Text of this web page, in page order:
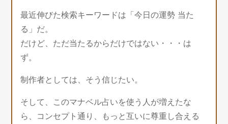
最近伸びた検索キーワードは「今日の運勢 当た
る」だ。
だけど、ただ当たるからだけではない・・・は
ず。
制作者としては、そう信じたい。
そして、このマナベル占いを使う人が増えたな
ら、コンセプト通り、もっと互いに尊重し合える